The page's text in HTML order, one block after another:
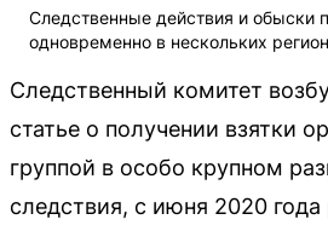
Следственные действия и обыски
одновременно в нескольких
Следственный комитет
статье о получении взятки
группой в особо крупном
следствия, с июня 2020 года